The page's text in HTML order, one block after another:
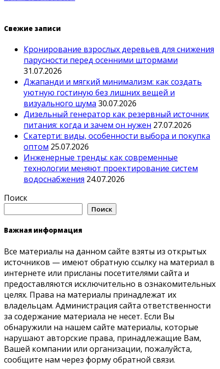
Свежие записи
Кронирование взрослых деревьев для снижения
парусности перед осенними штормами
31.07.2026
Джапанди и мягкий минимализм: как создать
уютную гостиную без лишних вещей и
визуального шума 30.07.2026
Дизельный генератор как резервный источник
питания: когда и зачем он нужен 27.07.2026
Скатерти: виды, особенности выбора и покупка
оптом 25.07.2026
Инженерные тренды: как современные
технологии меняют проектирование систем
водоснабжения 24.07.2026
Поиск
Поиск
Важная информация
Все материалы на данном сайте взяты из открытых
источников — имеют обратную ссылку на материал в
интернете или присланы посетителями сайта и
предоставляются исключительно в ознакомительных
целях. Права на материалы принадлежат их
владельцам. Администрация сайта ответственности
за содержание материала не несет. Если Вы
обнаружили на нашем сайте материалы, которые
нарушают авторские права, принадлежащие Вам,
Вашей компании или организации, пожалуйста,
сообщите нам через форму обратной связи.